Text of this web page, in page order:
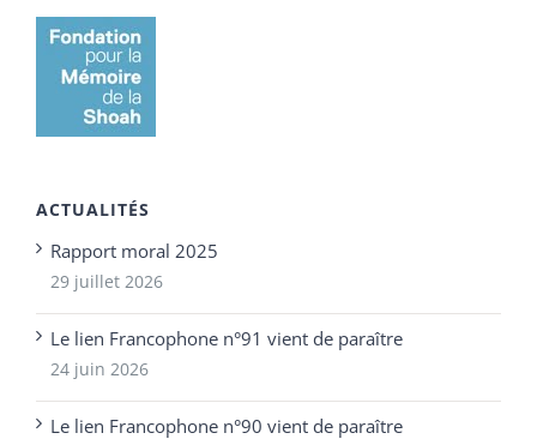
ACTUALITÉS
Rapport moral 2025
29 juillet 2026
Le lien Francophone n°91 vient de paraître
24 juin 2026
Le lien Francophone n°90 vient de paraître